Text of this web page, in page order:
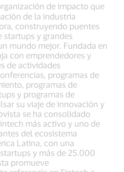
de impacto que
de la industria
construyendo puentes
startups y grandes
mundo mejor. Fundada en
con emprendedores y
de actividades
programas de
programas de
y programas de
su viaje de innovación y
se ha consolidado
más activo y uno de
del ecosistema
Latina, con una
y más de 25.000
promueve